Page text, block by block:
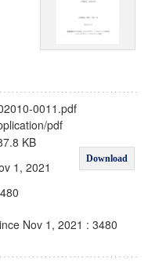
0011.pdf
pdf
Download
KB
1, 2021
Nov 1, 2021 : 3480